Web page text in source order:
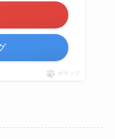
ポチップ